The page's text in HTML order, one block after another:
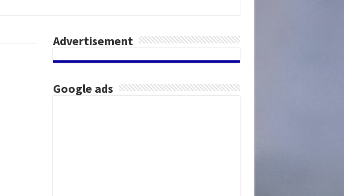
Advertisement
Google ads